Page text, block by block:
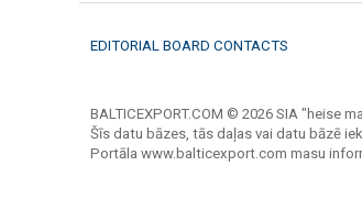
EDITORIAL BOARD CONTACTS
BALTICEXPORT.COM © 2026 SIA "heise
Šīs datu bāzes, tās daļas vai datu bāzē
Portāla www.balticexport.com masu